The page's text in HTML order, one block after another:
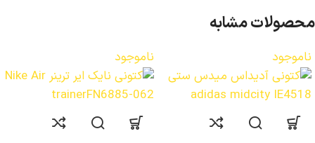
نام*
محصولات مشابه
ناموجود ناموجود